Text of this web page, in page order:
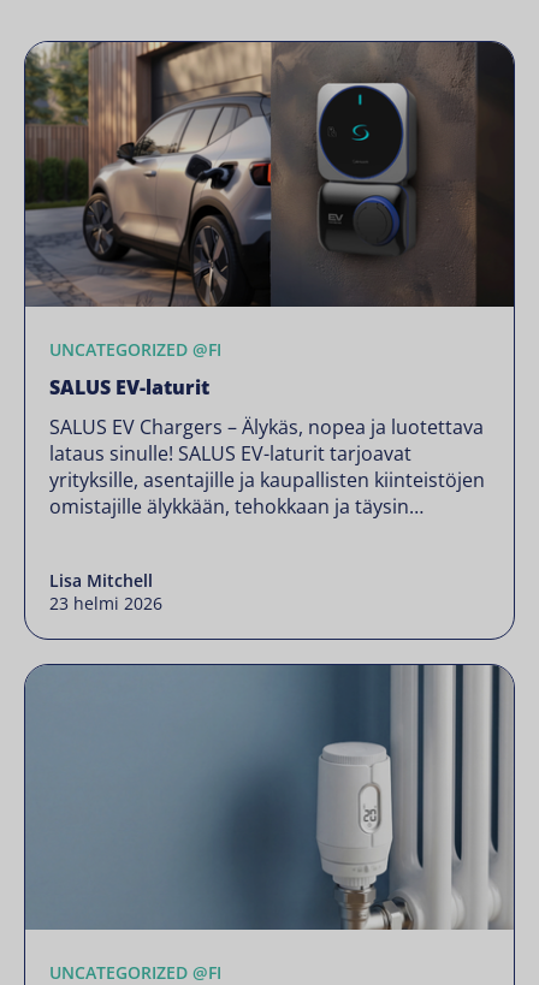
UNCATEGORIZED @FI
SALUS EV-laturit
SALUS EV Chargers – Älykäs, nopea ja luotettava
lataus sinulle! SALUS EV-laturit tarjoavat
yrityksille, asentajille ja kaupallisten kiinteistöjen
omistajille älykkään, tehokkaan ja täysin
suunnitellut laturimme tarjoavat saumattoman
integraation, etähallinnan ja
kustannustehokkaan käytön – ja takaavat
samalla, että ne ovat täysin Yhdistyneen
Lisa Mitchell
23 helmi 2026
UNCATEGORIZED @FI